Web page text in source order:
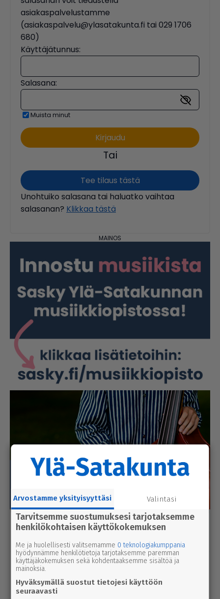
asiakaspalvelustamme
(asiakaspalvelu@ylasatakunta.fi tai 029 1706
680)
Käyttäjätunnus:
Salasana:
Muista minut
Tai
Tee tilaus tästä
Unohtuiko salasana tai haluatko vaihtaa
salasanan? Klikkaa tästä
Luetuimmat
Tänään Viikko Kuukausi
uutinen8.8.2026 2.55
Syyttäjä ei nosta syytettä Parkanon
kal­ja­ko­hussa – luo­tet­ta­vaa kuvaa
Arvostamme yksityisyyttäsi Valintasi
Tarvitsemme suostumuksesi tarjotaksemme
henkilökohtaisen käyttökokemuksen
Me ja huolellisesti valitsemamme 0 teknologiakumppania
hyödynnämme henkilötietoja tarjotaksemme paremman
käyttäjäkokemuksen sekä kohdentaaksemme sisältöä ja
mainoksia.
Hyväksymällä suostut tietojesi käyttöön
seuraavasti